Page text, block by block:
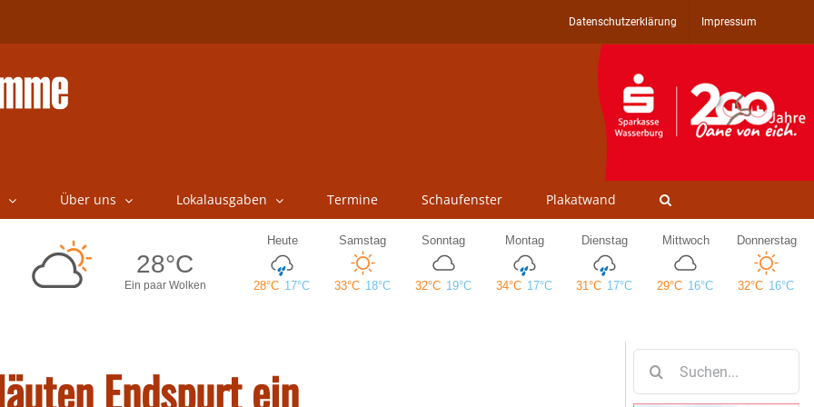
Datenschutzerklärung Impressum
Über uns Lokalausgaben Termine Schaufenster Plakatwand
Endspurt ein
nach: